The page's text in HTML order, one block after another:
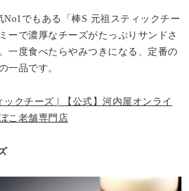
でもある「棒S 元祖スティックチー
ーで濃厚なチーズがたっぷりサンドさ
一度食べたらやみつきになる、定番の
一品です。
クチーズ | 【公式】河内屋オンライ
こ老舗専門店